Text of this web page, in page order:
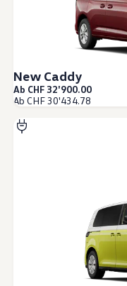
Technologie
Service
Service und Zubehör
Service
Service und
Reparatur
Auf-
WLTP
New Caddy
Ab CHF 32'900.00
Ab CHF 30'434.78